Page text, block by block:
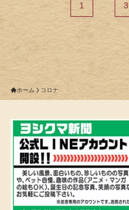
1 ... 3
ホーム コロナ